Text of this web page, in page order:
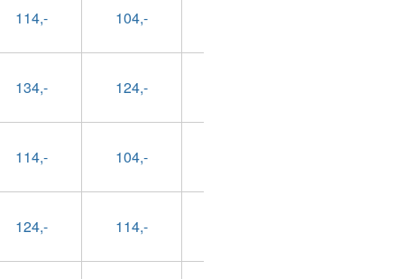
114,- 104,-
134,- 124,-
114,- 104,-
124,- 114,-